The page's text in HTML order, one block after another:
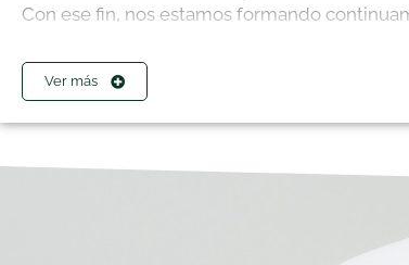
Con ese fin, nos estamos formando
El equipoCSE | Clínica Salud Estética
Cosmetólogas
Ver más